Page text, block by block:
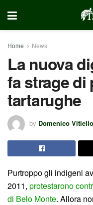
Home News
La nuova
fa strage di
tartarughe
by Domenico Vitiello
Purtroppo gli indigeni
2011, protestarono
di Belo Monte. Allora